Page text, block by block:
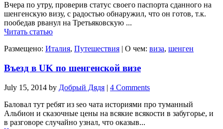
Вчера по утру, проверив статус своего паспорта сданного на
шенгенскую визу, с радостью обнаружил, что он готов, т.к.
пообедав рванул на Третьяковскую ...
Читать статью
Размещено: Италия, Путешествия | О чем: виза, шенген
Въезд в UK по шенгенской визе
July 15, 2014 by Добрый Дядя | 4 Comments
Баловал тут ребят из seo чата историями про туманный
Альбион и сказочные цены на всякие всякости в забугорье, и
в разговоре случайно узнал, что оказыв...